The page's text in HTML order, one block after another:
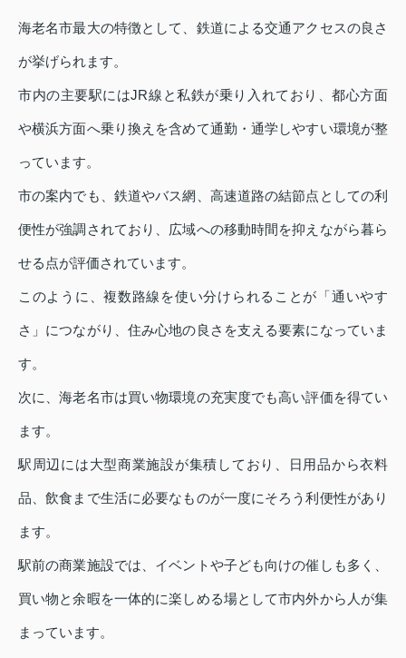
海老名市最大の特徴として、鉄道による交通アクセスの良さ
が挙げられます。
市内の主要駅にはJR線と私鉄が乗り入れており、都心方面
や横浜方面へ乗り換えを含めて通勤・通学しやすい環境が整
っています。
市の案内でも、鉄道やバス網、高速道路の結節点としての利
便性が強調されており、広域への移動時間を抑えながら暮ら
せる点が評価されています。
このように、複数路線を使い分けられることが「通いやす
さ」につながり、住み心地の良さを支える要素になっていま
す。
次に、海老名市は買い物環境の充実度でも高い評価を得てい
ます。
駅周辺には大型商業施設が集積しており、日用品から衣料
品、飲食まで生活に必要なものが一度にそろう利便性があり
ます。
駅前の商業施設では、イベントや子ども向けの催しも多く、
買い物と余暇を一体的に楽しめる場として市内外から人が集
まっています。